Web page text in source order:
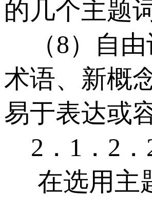
的几个主题
（8）自由
术语、新概
易于表达或
2．1．2
在选用主